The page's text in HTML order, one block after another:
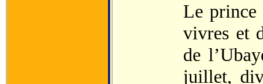
Le prince
vivres et
de
juillet,